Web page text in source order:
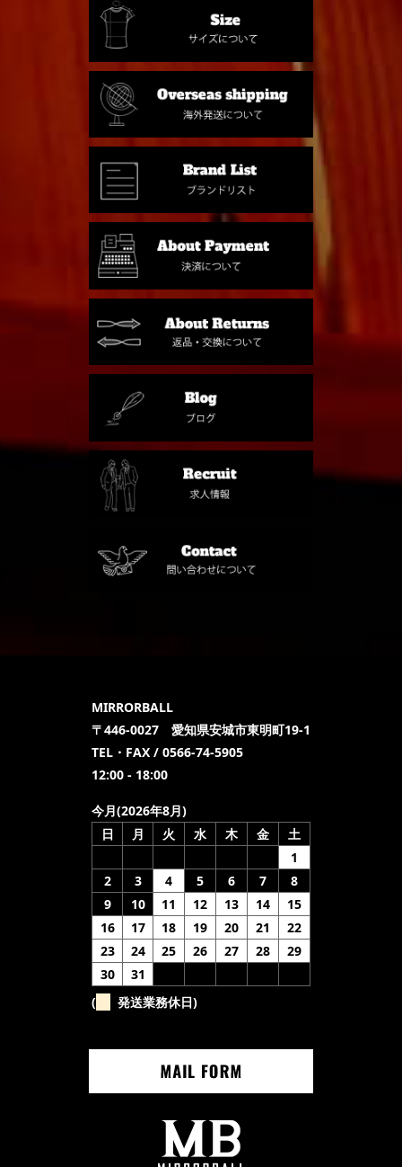
MIRRORBALL
〒446-0027 愛知県安城市東明町19-1
TEL・FAX / 0566-74-5905
12:00 - 18:00
今月(2026年8月)
日
月 火 水 木 金
土
1
2
3 4 5 6 7
8
9
10 11 12 13 14
15
16
17 18 19 20 21
22
23
24 25 26 27 28
29
30
31
(
発送業務休日)